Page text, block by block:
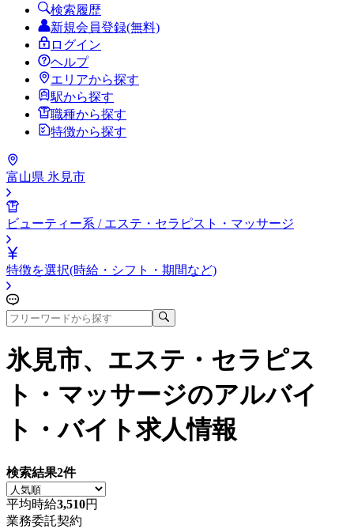
検索履歴
新規会員登録(無料)
ログイン
ヘルプ
エリアから探す
駅から探す
職種から探す
特徴から探す
富山県 氷見市
ビューティー系 / エステ・セラピスト・マッサージ
特徴を選択(時給・シフト・期間など)
氷見市、エステ・セラピス
ト・マッサージのアルバイ
ト・バイト求人情報
検索結果2件
平均時給3,510円
業務委託契約